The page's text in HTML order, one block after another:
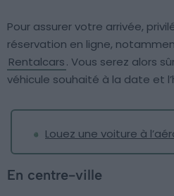
Pour assurer votre arrivée,
réservation en ligne,
Rentalcars. Vous serez alors
véhicule souhaité à la date et
Louez une voiture à
En centre-ville